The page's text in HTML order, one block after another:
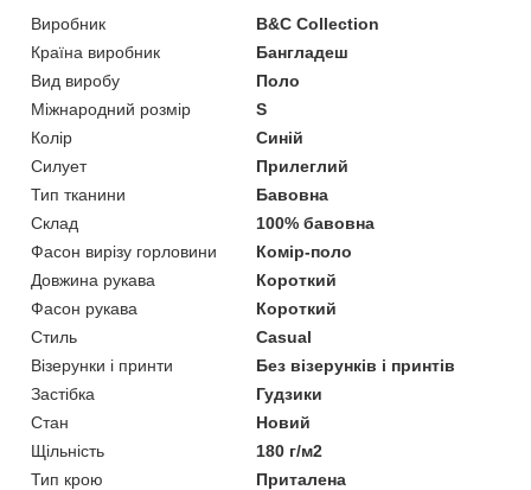
Виробник
B&C Collection
Країна виробник
Бангладеш
Вид виробу
Поло
Міжнародний розмір
S
Колір
Синій
Силует
Прилеглий
Тип тканини
Бавовна
Склад
100% бавовна
Фасон вирізу горловини
Комір-поло
Довжина рукава
Короткий
Фасон рукава
Короткий
Стиль
Casual
Візерунки і принти
Без візерунків і принтів
Застібка
Гудзики
Стан
Новий
Щільність
180 г/м2
Тип крою
Приталена